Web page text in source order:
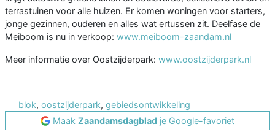
terrastuinen voor alle huizen. Er komen woningen voor starters,
jonge gezinnen, ouderen en alles wat ertussen zit. Deelfase de
Meiboom is nu in verkoop: www.meiboom-zaandam.nl
Meer informatie over Oostzijderpark: www.oostzijderpark.nl
blok, oostzijderpark, gebiedsontwikkeling
Maak Zaandamsdagblad je Google-favoriet